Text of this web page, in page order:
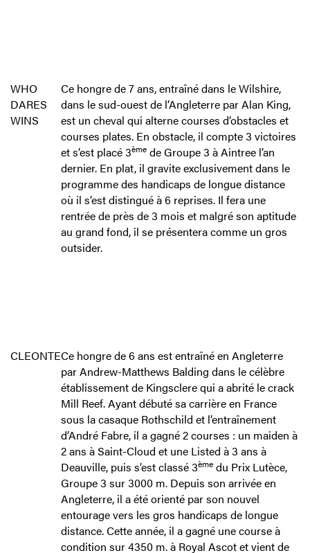
WHO
DARES
WINS
Ce hongre de 7 ans, entraîné dans le Wilshire,
dans le sud-ouest de l’Angleterre par Alan King,
est un cheval qui alterne courses d’obstacles et
courses plates. En obstacle, il compte 3 victoires
et s’est placé 3ème de Groupe 3 à Aintree l’an
dernier. En plat, il gravite exclusivement dans le
programme des handicaps de longue distance
où il s’est distingué à 6 reprises. Il fera une
rentrée de près de 3 mois et malgré son aptitude
au grand fond, il se présentera comme un gros
outsider.
CLEONTECe hongre de 6 ans est entraîné en Angleterre
par Andrew-Matthews Balding dans le célèbre
établissement de Kingsclere qui a abrité le crack
Mill Reef. Ayant débuté sa carrière en France
sous la casaque Rothschild et l’entraînement
d’André Fabre, il a gagné 2 courses : un maiden à
2 ans à Saint-Cloud et une Listed à 3 ans à
Deauville, puis s’est classé 3ème du Prix Lutèce,
Groupe 3 sur 3000 m. Depuis son arrivée en
Angleterre, il a été orienté par son nouvel
entourage vers les gros handicaps de longue
distance. Cette année, il a gagné une course à
condition sur 4350 m. à Royal Ascot et vient de